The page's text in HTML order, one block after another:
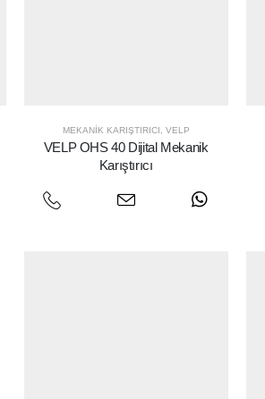
MEKANIK KARIŞTIRICI VELP
VELP OHS 40 Dijital Mekanik
Karıştırıcı